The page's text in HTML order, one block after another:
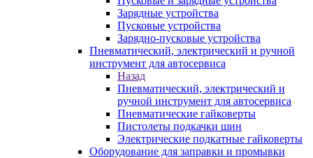
Зарядные устройства
Пусковые устройства
Зарядно-пусковые устройства
Пневматический, электрический и ручной
инструмент для автосервиса
Назад
Пневматический, электрический и
ручной инструмент для автосервиса
Пневматические гайковерты
Пистолеты подкачки шин
Электрические подкатные гайковерты
Оборудование для заправки и промывки